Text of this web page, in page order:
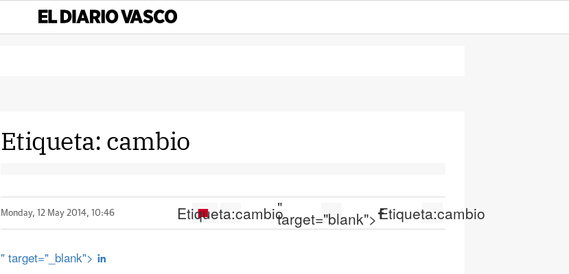
Etiqueta: cambio
Monday, 12 May 2014, 10:46 Etiqueta:cambio
"
target="blank">Etiqueta:cambio
" target="_blank">